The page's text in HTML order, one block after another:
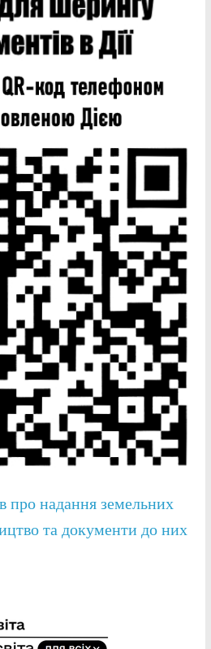
про надання земельних
та документи до них